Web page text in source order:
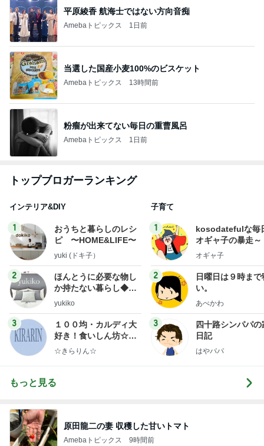
平原綾香 航海士ではない方向音痴
Amebaトピックス 1日前
当選した国産小麦100%のビスケット
Amebaトピックス 13時間前
粉瘤が出来てない毎日の重曹風呂
Amebaトピックス 1日前
トップブロガーランキング
インテリア&DIY
1
おうちと暮らしのレシ
ピ 〜HOME&LIFE〜
yuki (ドキ子）
2
ほんとうに必要な物し
か持たない暮らし◆Ke
ep Life Simple◆〜イ
yukiko
3
１００均・カルディ大
好き！食いしん坊☆き
らりん☆のブログ
☆きらりん☆
子育て
1
kosodatefulな毎
オギャ子の暴走～
オギャ子
2
日曜日は９時まで
い。
あべかわ
3
四十路シンパパの
日記
はやパパ
もっと見る
原田龍二の妻 収穫した甘いトマト
Amebaトピックス 9時間前